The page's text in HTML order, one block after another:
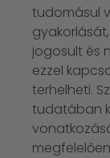
tudomásul
jogosult és
ezzel
terhelheti.
tudatában